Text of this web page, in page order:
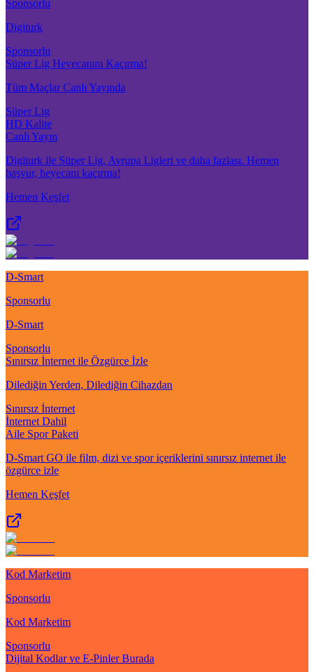
Sponsorlu
Digiturk
Sponsorlu
Süper Lig Heyecanını Kaçırma!
Tüm Maçlar Canlı Yayında
Süper Lig
HD Kalite
Canlı Yayın
Digiturk ile Süper Lig, Avrupa Ligleri ve daha fazlası. Hemen
başvur, heyecanı kaçırma!
Hemen Keşfet
D-Smart
Sponsorlu
D-Smart
Sponsorlu
Sınırsız İnternet ile Özgürce İzle
Dilediğin Yerden, Dilediğin Cihazdan
Sınırsız İnternet
İnternet Dahil
Aile Spor Paketi
D-Smart GO ile film, dizi ve spor içeriklerini sınırsız internet ile
özgürce izle
Hemen Keşfet
Kod Marketim
Sponsorlu
Kod Marketim
Sponsorlu
Dijital Kodlar ve E-Pinler Burada